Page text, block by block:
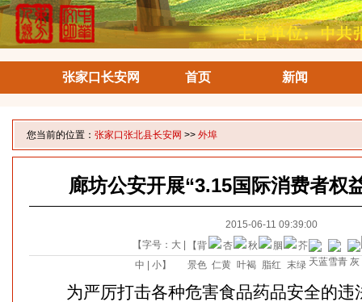
张家口长安网 首页 新闻
您当前的位置： 张家口张北县长安网 >> 外埠
廊坊公安开展“3.15国际消费者权
2015-06-11 09:39:00
【字号： 大
中
小】
【背
景色
为严厉打击各种危害食品药品安全的违